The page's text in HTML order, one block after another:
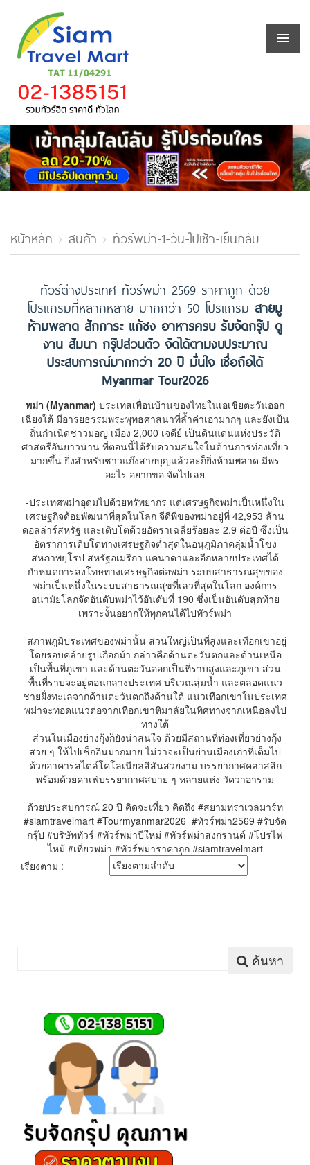
หน้าหลัก สินค้า ทัวร์พม่า-1-วัน-ไปเช้า-เย็นกลับ
ทัวร์ต่างประเทศ ทัวร์พม่า 2569 ราคาถูก ด้วย
โปรแกรมที่หลากหลาย มากกว่า 50 โปรแกรม สายมู
ห้ามพลาด สักการะ แก้ชง อาหารครบ รับจัดกรุ๊ป ดู
งาน สัมนา กรุ๊ปส่วนตัว จัดได้ตามงบประมาณ
ประสบการณ์มากกว่า 20 ปี มั่นใจ เชื่อถือได้
Myanmar Tour2026
พม่า (Myanmar) ประเทสเพื่อนบ้านของไทยในเอเชียตะวันออก
เฉียงใต้ มีอารยธรรมพระพุทธศาสนาที่ล้ำค่าเอามากๆ และยังเป้น
ถิ่นกำเนิดชาวมอญ เมือง 2,000 เจดีย์ เป็นดินแดนแห่งประวัติ
ศาสตรือันยาวนาน ที่ตอนนี้ได้รับความสนใจในด้านการท่องเที่ยว
มากขึ้น ยิ่งสำหรับชาวแก๊งสายบุญแล้วละก็ยิ่งห้ามพลาด มีพร
อะไร อยากขอ จัดไปเลย
-ประเทศพม่าอุดมไปด้วยทรัพยากร แต่เศรษฐกิจพม่าเป็นหนึ่งใน
เศรษฐกิจด้อยพัฒนาที่สุดในโลก จีดีพีของพม่าอยู่ที่ 42,953 ล้าน
ดอลล่าร์สหรัฐ และเติบโตด้วยอัตราเฉลี่ยร้อยละ 2.9 ต่อปี ซึ่งเป็น
อัตราการเติบโตทางเศรษฐกิจต่ำสุดในอนุภูมิภาคลุ่มน้ำโขง
สหภาพยุโรป สหรัฐอเมริกา แคนาดาและอีกหลายประเทศได้
กำหนดการลงโทษทางเศรษฐกิจต่อพม่า ระบบสาธารณสุขของ
พม่าเป็นหนึ่งในระบบสาธารณสุขที่เลวที่สุดในโลก องค์การ
อนามัยโลกจัดอันดับพม่าไว้อันดับที่ 190 ซึ่งเป็นอันดับสุดท้าย
เพราะงั้นอยากให้ทุกคนได้ไปทัวร์พม่า
-สภาพภูมิประเทศของพม่านั้น ส่วนใหญ่เป็นที่สูงและเทือกเขาอยู่
โดยรอบคล้ายรูปเกือกม้า กล่าวคือด้านตะวันตกและด้านเหนือ
เป็นพื้นที่ภูเขา และด้านตะวันออกเป็นที่ราบสูงและภูเขา ส่วน
พื้นที่ราบจะอยู่ตอนกลางประเทศ บริเวณลุ่มน้ำ และตลอดแนว
ชายฝั่งทะเลจากด้านตะวันตกถึงด้านใต้ แนวเทือกเขาในประเทศ
พม่าจะทอดแนวต่อจากเทือกเขาหิมาลัยในทิศทางจากเหนือลงไป
ทางใต้
-ส่วนในเมืองย่างกุ้งก็ยังน่าสนใจ ด้วยมีสถานที่ท่องเที่ยวย่างกุ้ง
สวย ๆ ให้ไปเช็กอินมากมาย ไม่ว่าจะเป็นย่านเมืองเก่าที่เต็มไป
ด้วยอาคารสไตล์โคโลเนียลสีสันสวยงาม บรรยากาศคลาสสิก
พร้อมด้วยคาเฟ่บรรยากาศสบาย ๆ หลายแห่ง วัดวาอาราม
ด้วยประสบการณ์ 20 ปี คิดจะเที่ยว คิดถึง #สยามทราเวลมาร์ท
#siamtravelmart #Tourmyanmar2026 #ทัวร์พม่า2569 #รับจัด
กรุ๊ป #บริษัททัวร์ #ทัวร์พม่าปีใหม่ #ทัวร์พม่าสงกรานต์ #โปรไฟ
ไหม้ #เที่ยวพม่า #ทัวร์พม่าราคาถูก #siamtravelmart
เรียงตาม :
ค้นหา